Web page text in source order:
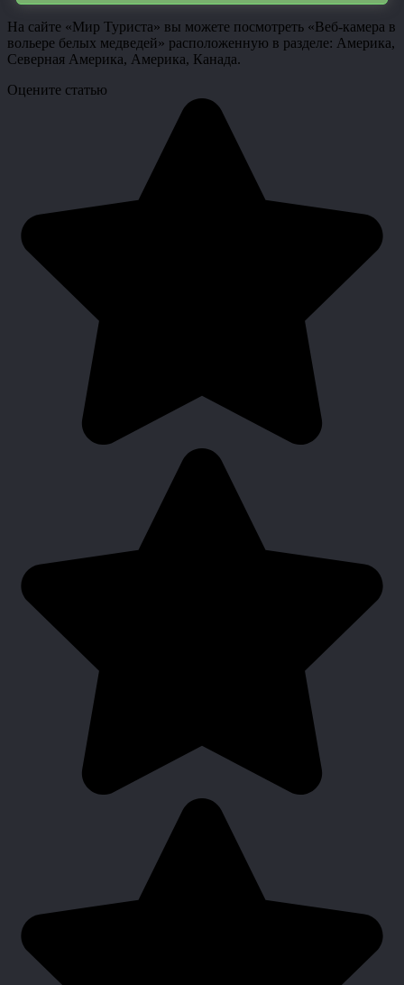
На сайте «Мир Туриста» вы можете посмотреть «Веб-камера в
вольере белых медведей» расположенную в разделе: Америка,
Северная Америка, Америка, Канада.
Оцените статью